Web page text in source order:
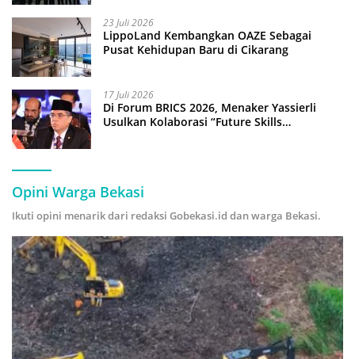
23 Juli 2026
LippoLand Kembangkan OAZE Sebagai
Pusat Kehidupan Baru di Cikarang
17 Juli 2026
Di Forum BRICS 2026, Menaker Yassierli
Usulkan Kolaborasi “Future Skills
Opini Warga Bekasi
Ikuti opini menarik dari redaksi Gobekasi.id dan warga Bekasi.